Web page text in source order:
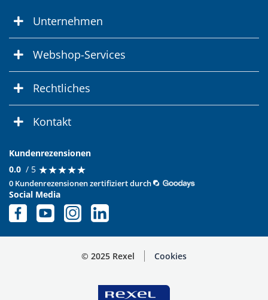
Unternehmen
Webshop-Services
Rechtliches
Kontakt
Kundenrezensionen
0.0 / 5 ★★★★★
★★★★★
0 Kundenrezensionen zertifiziert durch
Social Media
© 2025 Rexel Cookies